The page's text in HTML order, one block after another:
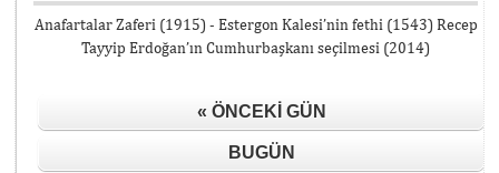
Anafartalar Zaferi (1915) - Estergon Kalesi’nin fethi (1543) Recep
Tayyip Erdoğan’ın Cumhurbaşkanı seçilmesi (2014)
« ÖNCEKI GÜN
BUGÜN